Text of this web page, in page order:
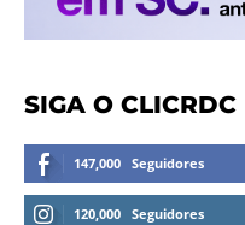
SIGA O CLICRDC
147,000 Seguidores
120,000 Seguidores